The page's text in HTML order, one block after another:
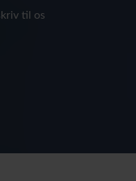
til os